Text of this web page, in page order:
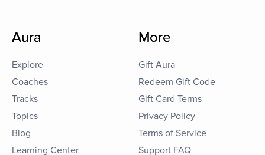
Aura
Explore
Coaches
Tracks
Topics
Blog
Learning Center
More
Gift Aura
Redeem Gift Code
Gift Card Terms
Privacy Policy
Terms of Service
Support FAQ